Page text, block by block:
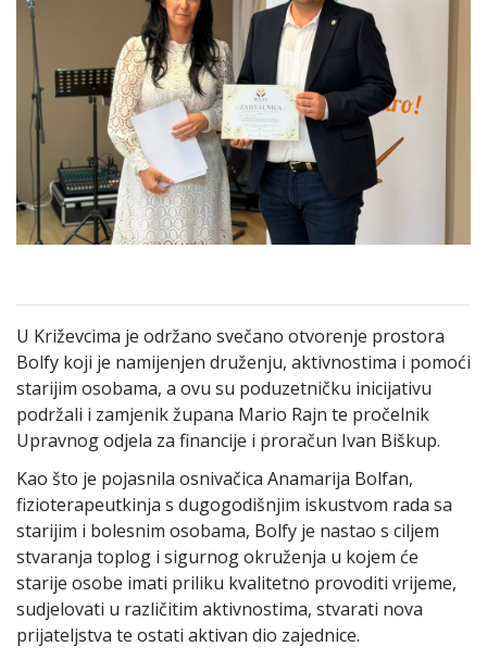
U Križevcima je održano svečano otvorenje prostora
Bolfy koji je namijenjen druženju, aktivnostima i pomoći
starijim osobama, a ovu su poduzetničku inicijativu
podržali i zamjenik župana Mario Rajn te pročelnik
Upravnog odjela za financije i proračun Ivan Biškup.
Kao što je pojasnila osnivačica Anamarija Bolfan,
fizioterapeutkinja s dugogodišnjim iskustvom rada sa
starijim i bolesnim osobama, Bolfy je nastao s ciljem
stvaranja toplog i sigurnog okruženja u kojem će
starije osobe imati priliku kvalitetno provoditi vrijeme,
sudjelovati u različitim aktivnostima, stvarati nova
prijateljstva te ostati aktivan dio zajednice.